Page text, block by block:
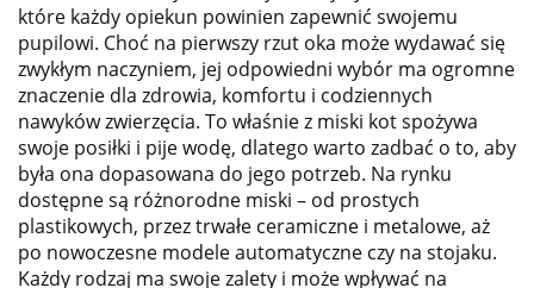
które każdy opiekun powinien zapewnić swojemu
pupilowi. Choć na pierwszy rzut oka może wydawać się
zwykłym naczyniem, jej odpowiedni wybór ma ogromne
znaczenie dla zdrowia, komfortu i codziennych
nawyków zwierzęcia. To właśnie z miski kot spożywa
swoje posiłki i pije wodę, dlatego warto zadbać o to, aby
była ona dopasowana do jego potrzeb. Na rynku
dostępne są różnorodne miski – od prostych
plastikowych, przez trwałe ceramiczne i metalowe, aż
po nowoczesne modele automatyczne czy na stojaku.
Każdy rodzaj ma swoje zalety i może wpływać na